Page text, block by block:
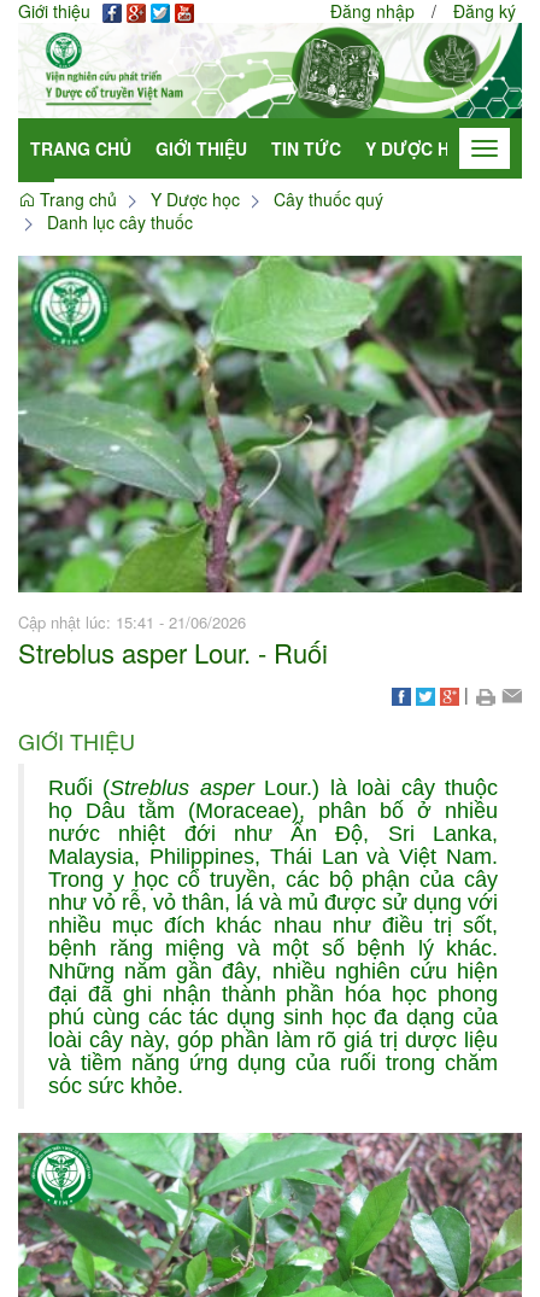
Giới thiệu Đăng nhập / Đăng ký
TRANG CHỦ GIỚI THIỆU TIN TỨC Y DƯỢC HỌC Toggle
Trang chủ
Y Dược học
Cây thuốc quý
Danh lục cây thuốc
Cập nhật lúc: 15:41 - 21/06/2026
Streblus asper Lour. - Ruối
|
GIỚI THIỆU
Ruối (Streblus asperLour.) là loài cây thuộc
họ Dâu tằm (Moraceae), phân bố ở nhiều
nước nhiệt đới như Ấn Độ, Sri Lanka,
Malaysia, Philippines, Thái Lan và Việt Nam.
Trong y học cổ truyền, các bộ phận của cây
như vỏ rễ, vỏ thân, lá và mủ được sử dụng với
nhiều mục đích khác nhau như điều trị sốt,
bệnh răng miệng và một số bệnh lý khác.
Những năm gần đây, nhiều nghiên cứu hiện
đại đã ghi nhận thành phần hóa học phong
phú cùng các tác dụng sinh học đa dạng của
loài cây này, góp phần làm rõ giá trị dược liệu
và tiềm năng ứng dụng của ruối trong chăm
sóc sức khỏe.